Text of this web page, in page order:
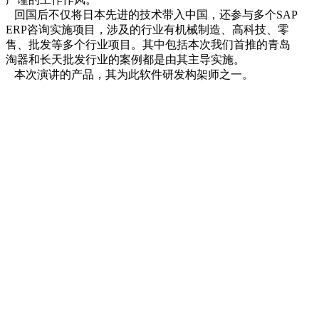
回国后不仅将日本先进的技术带入中国，还参与多个SAP
ERP咨询实施项目，涉及的行业有机械制造、高科技、零
售、批发等多个行业项目。其中包括本次我们首推的青岛
淘器和长天批发行业的案例都是由其主导实施。
本次演讲的产品，其为此软件研发构架师之一。